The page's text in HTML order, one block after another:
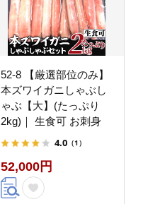
52-8 【厳選部位のみ】
本ズワイガニしゃぶし
ゃぶ【大】(たっぷり
2kg)｜ 生食可 お刺身
4.0 （1）
52,000円